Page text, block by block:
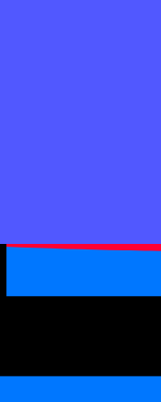
один голый глагол:
глагола:
做好, 关上
来, 送回家
放到桌子上
объекта
случаи